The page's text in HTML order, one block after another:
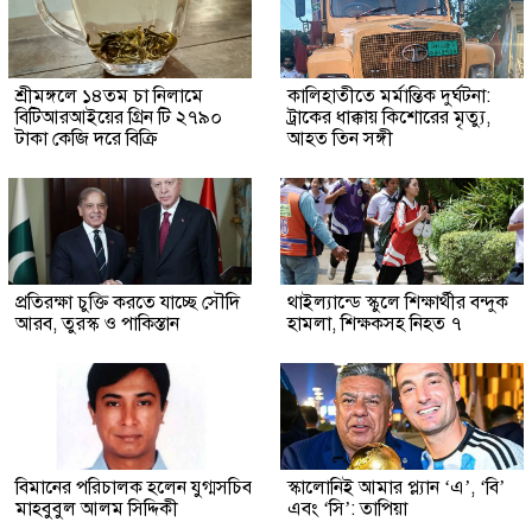
শ্রীমঙ্গলে ১৪তম চা নিলামে
বিটিআরআইয়ের গ্রিন টি ২৭৯০
টাকা কেজি দরে বিক্রি
কালিহাতীতে মর্মান্তিক দুর্ঘটনা:
ট্রাকের ধাক্কায় কিশোরের মৃত্যু,
আহত তিন সঙ্গী
প্রতিরক্ষা চুক্তি করতে যাচ্ছে সৌদি
আরব, তুরস্ক ও পাকিস্তান
থাইল্যান্ডে স্কুলে শিক্ষার্থীর বন্দুক
হামলা, শিক্ষকসহ নিহত ৭
বিমানের পরিচালক হলেন যুগ্মসচিব
মাহবুবুল আলম সিদ্দিকী
স্কালোনিই আমার প্ল্যান ‘এ’, ‘বি’
এবং ‘সি’: তাপিয়া